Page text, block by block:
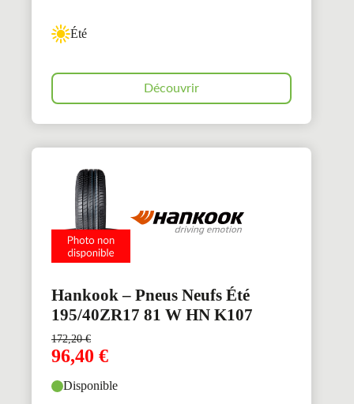
Été
Découvrir
Hankook – Pneus Neufs Été
195/40ZR17 81 W HN K107
172,20€
96,40 €
Disponible